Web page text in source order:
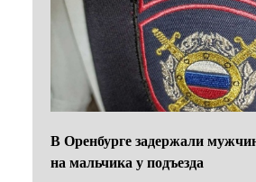
В Оренбурге задержали
на мальчика у подъезда